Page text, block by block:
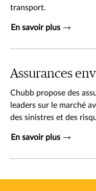
transport.
En savoir plus
Assurances
Chubb propose des
leaders sur le marché
des sinistres et des
En savoir plus